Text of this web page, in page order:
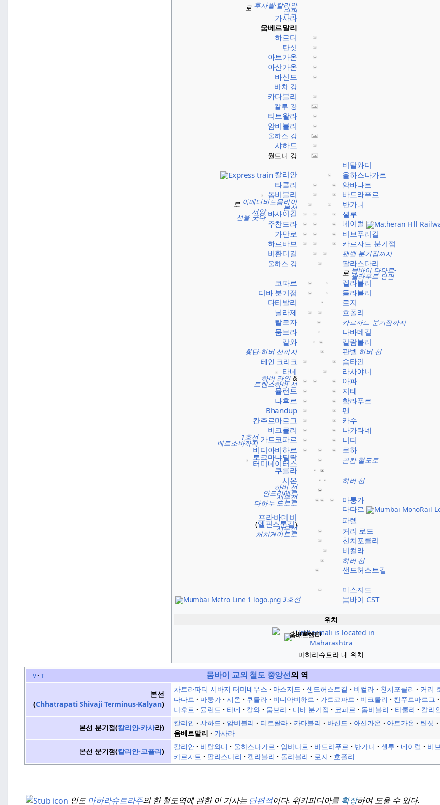
로 후사왈-칼리안
단면
가사라
움베르말리
하르디
탄싯
아트가온
아산가온
바신드
바차 강
카다블리
칼루 강
티트왈라
암비블리
울하스 강
샤하드
월드니 강
비탈와디
칼리안
울하스나가르
타쿨리
암바나트
돔비블리
바드라푸르
로 아메다바드뭄바이
본선 반가니
서양
선을 긋다 바사이길
셸루
주찬드라
네이럴
가만로
비브푸리길
하르바브
카르자트 분기점
비환디길
팬벨 분기점까지
울하스 강
팔라스다리
로 뭄바이 다다르-
솔라푸르 단면
코파르
켈라블리
디바 분기점
돌라블리
다티발리
로지
닐라제
호폴리
탈로자
카르자트 분기점까지
뭄브라
나바데길
칼와
칼람볼리
횡단-하버 선까지 판벨 하버 선
테인 크리크
솜타인
타네
라사야니
하버 라인 &
트랜스하버 선
아파
뮬런드
지테
나후르
함라푸르
Bhandup
펜
칸주르마르그
카수
비크롤리
나가타네
1호선
베르소바까지 가트코파르
니디
비디아비하르
로하
로크마냐틸락
터미네이터스 곤칸 철도로
쿠를라
시온
하버 선
하버 선
안드리에로
서부선
다하누 도로로
마퉁가
다다르
프라바데비
(엘핀스톤길) 파렐
서부선
처치게이트로
커리 로드
친치포클리
비컬라
하버 선
샌드허스트길
마스지드
3호선 뭄바이 CST
위치
움베르말리
마하라슈트라 내 위치
v t 뭄바이 교외 철도 중앙선의 역
본선
(Chhatrapati Shivaji Terminus-Kalyan)
차트라파티 시바지 터미네우스 마스지드 샌드허스트길 비컬라 친치포클리 커리
다다르
마퉁가 시온 쿠를라 비디아비하르 가트코파르 비크롤리 칸주르마르그
나후르
뮬런드 타네 칼와 뭄브라 디바 분기점 코파르 돔비블리 타쿨리
칼리
본선 분기점(칼리안-카사라)
칼리안 샤하드 암비블리 티트왈라 카다블리 바신드 아산가온 아트가온 탄싯
움베르말리
가사라
본선 분기점(칼리안-코폴리)
칼리안 비탈와디 울하스나가르 암바나트 바드라푸르 반가니 셸루 네이럴
비
카르자트
팔라스다리 켈라블리 돌라블리 로지 호폴리
인도 마하라슈트라주의 한 철도역에 관한 이 기사는 단편적이다. 위키피디아를 확장하여 도울 수 있다.